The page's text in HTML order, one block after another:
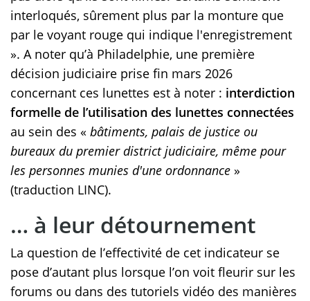
interloqués, sûrement plus par la monture que
par le voyant rouge qui indique l'enregistrement
». A noter qu’à Philadelphie, une première
décision judiciaire prise fin mars 2026
concernant ces lunettes est à noter : interdiction
formelle de l’utilisation des lunettes connectées
au sein des « bâtiments, palais de justice ou
bureaux du premier district judiciaire, même pour
les personnes munies d'une ordonnance »
(traduction LINC).
… à leur détournement
La question de l’effectivité de cet indicateur se
pose d’autant plus lorsque l’on voit fleurir sur les
forums ou dans des tutoriels vidéo des manières